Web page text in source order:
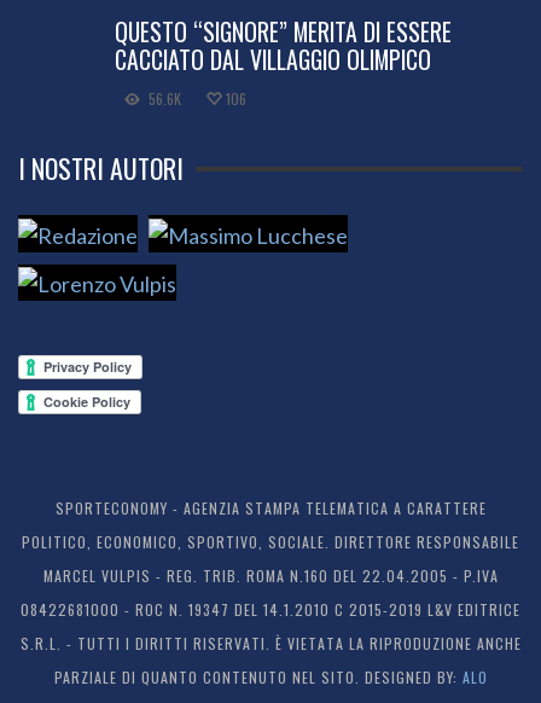
QUESTO “SIGNORE” MERITA DI ESSERE
CACCIATO DAL VILLAGGIO OLIMPICO
56.6K 106
I NOSTRI AUTORI
SPORTECONOMY - AGENZIA STAMPA TELEMATICA A CARATTERE
POLITICO, ECONOMICO, SPORTIVO, SOCIALE. DIRETTORE RESPONSABILE
MARCEL VULPIS - REG. TRIB. ROMA N.160 DEL 22.04.2005 - P.IVA
08422681000 - ROC N. 19347 DEL 14.1.2010 C 2015-2019 L&V EDITRICE
S.R.L. - TUTTI I DIRITTI RISERVATI. È VIETATA LA RIPRODUZIONE ANCHE
PARZIALE DI QUANTO CONTENUTO NEL SITO. DESIGNED BY: ALO